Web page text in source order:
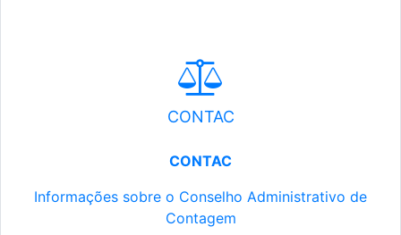
CONTAC
CONTAC
Informações sobre o Conselho Administrativo de
Contagem